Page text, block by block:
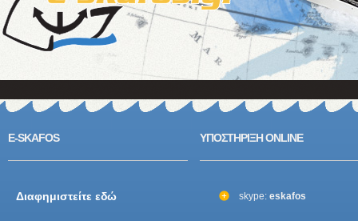
E-SKAFOS
Διαφημιστείτε εδώ
ΥΠΟΣΤΗΡΙΞΗ ONLINE
skype: eskafos